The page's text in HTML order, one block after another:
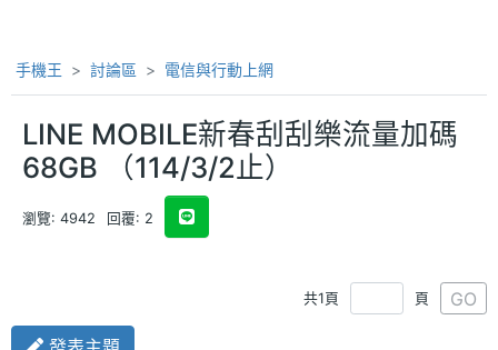
手機王 討論區 電信與行動上網
LINE MOBILE新春刮刮樂流量加碼
68GB （114/3/2止）
瀏覽: 4942 回覆: 2
共1頁 頁 GO